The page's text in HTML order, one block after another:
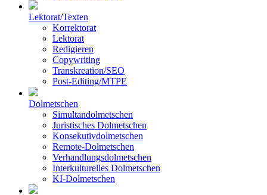
Lektorat/Texten
Korrektorat
Lektorat
Redigieren
Copywriting
Transkreation/SEO
Post-Editing/MTPE
Dolmetschen
Simultandolmetschen
Juristisches Dolmetschen
Konsekutivdolmetschen
Remote-Dolmetschen
Verhandlungsdolmetschen
Interkulturelles Dolmetschen
KI-Dolmetschen